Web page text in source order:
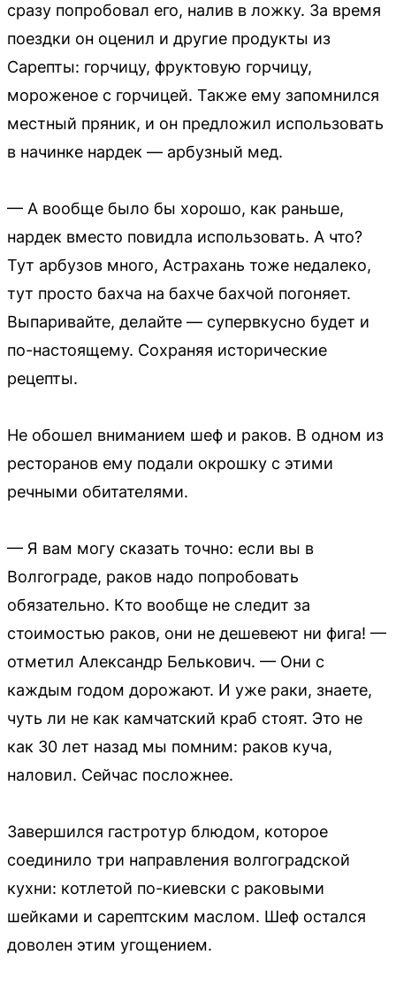
сразу попробовал его, налив в ложку. За время
поездки он оценил и другие продукты из
Сарепты: горчицу, фруктовую горчицу,
мороженое с горчицей. Также ему запомнился
местный пряник, и он предложил использовать
в начинке нардек — арбузный мед.
— А вообще было бы хорошо, как раньше,
нардек вместо повидла использовать. А что?
Тут арбузов много, Астрахань тоже недалеко,
тут просто бахча на бахче бахчой погоняет.
Выпаривайте, делайте — супервкусно будет и
по-настоящему. Сохраняя исторические
рецепты.
Не обошел вниманием шеф и раков. В одном из
ресторанов ему подали окрошку с этими
речными обитателями.
— Я вам могу сказать точно: если вы в
Волгограде, раков надо попробовать
обязательно. Кто вообще не следит за
стоимостью раков, они не дешевеют ни фига! —
отметил Александр Белькович. — Они с
каждым годом дорожают. И уже раки, знаете,
чуть ли не как камчатский краб стоят. Это не
как 30 лет назад мы помним: раков куча,
наловил. Сейчас посложнее.
Завершился гастротур блюдом, которое
соединило три направления волгоградской
кухни: котлетой по-киевски с раковыми
шейками и сарептским маслом. Шеф остался
доволен этим угощением.